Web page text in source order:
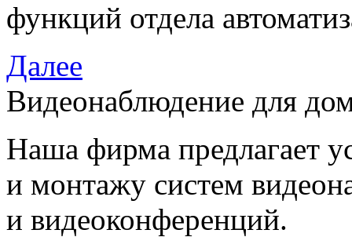
функций отдела
Далее
Видеонаблюдение для
Наша фирма предлагает
и монтажу систем
и видеоконференций.